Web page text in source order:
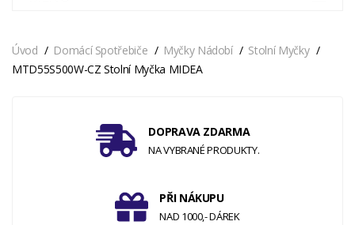
Úvod Domácí Spotřebiče Myčky Nádobí
Stolní Myčky
MTD55S500W-CZ Stolní Myčka MIDEA
DOPRAVA ZDARMA
NA VYBRANÉ PRODUKTY.
PŘI NÁKUPU
NAD 1000,- DÁREK